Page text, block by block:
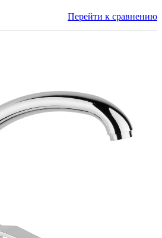
Перейти к сравнению